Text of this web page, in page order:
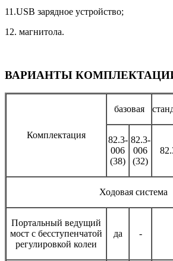
11.USB зарядное устройство;
12. магнитола.
ВАРИАНТЫ
Комплектация
базовая
82.3-
006
(38)
82.3-
006
(32)
Ходовая система
Портальный ведущий
мост с бесступенчатой
регулировкой колеи
да -